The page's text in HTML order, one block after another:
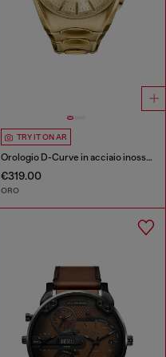
TRY IT ON AR
Orologio D-Curve in acciaio inossidabile oro
€319.00
ORO